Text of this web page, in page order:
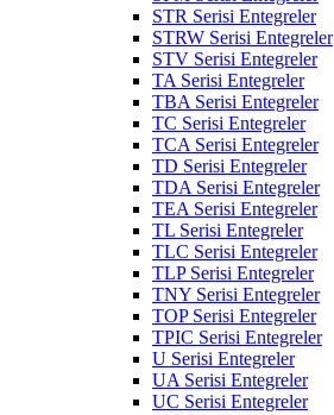
STR Serisi Entegreler
STRW Serisi Entegreler
STV Serisi Entegreler
TA Serisi Entegreler
TBA Serisi Entegreler
TC Serisi Entegreler
TCA Serisi Entegreler
TD Serisi Entegreler
TDA Serisi Entegreler
TEA Serisi Entegreler
TL Serisi Entegreler
TLC Serisi Entegreler
TLP Serisi Entegreler
TNY Serisi Entegreler
TOP Serisi Entegreler
TPIC Serisi Entegreler
U Serisi Entegreler
UA Serisi Entegreler
UC Serisi Entegreler